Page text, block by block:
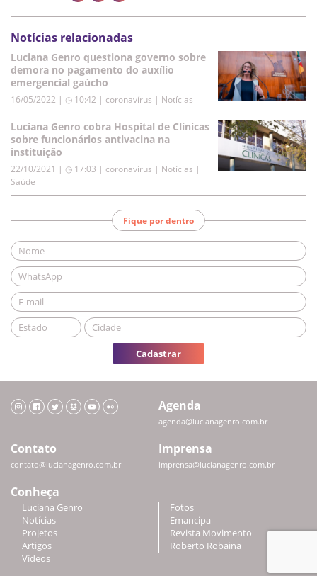
Notícias relacionadas
Luciana Genro questiona governo sobre
demora no pagamento do auxílio
emergencial gaúcho
16/05/2022 | ◷ 10:42 | coronavírus | Notícias
Luciana Genro cobra Hospital de Clínicas
sobre funcionários antivacina na
instituição
22/10/2021 | ◷ 17:03 | coronavírus | Notícias |
Saúde
Fique por dentro
Cadastrar
Agenda
agenda@lucianagenro.com.br
Contato
contato@lucianagenro.com.br
Imprensa
imprensa@lucianagenro.com.br
Conheça
Luciana Genro
Notícias
Projetos
Artigos
Vídeos
Fotos
Emancipa
Revista Movimento
Roberto Robaina